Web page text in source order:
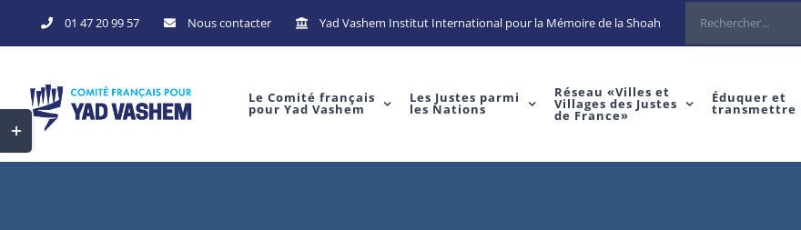
01 47 20 99 57 Nous contacter Yad Vashem Institut International pour la Mémoire de la Shoah
Le Comité français
pour Yad Vashem
Les Justes parmi
les Nations
Réseau «Villes et
Villages des Justes
de France»
Éduquer et
transmettre